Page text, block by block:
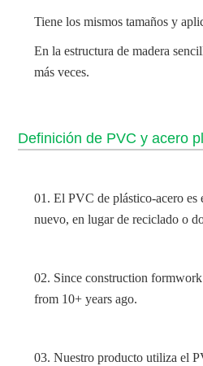
Tiene los mismos tamaños y
En la estructura de madera
más veces.
Definición de PVC y acero
01. El PVC de plástico-acero es
nuevo, en lugar de reciclado o
02. Since construction
from 10+ years ago.
03. Nuestro producto utiliza el